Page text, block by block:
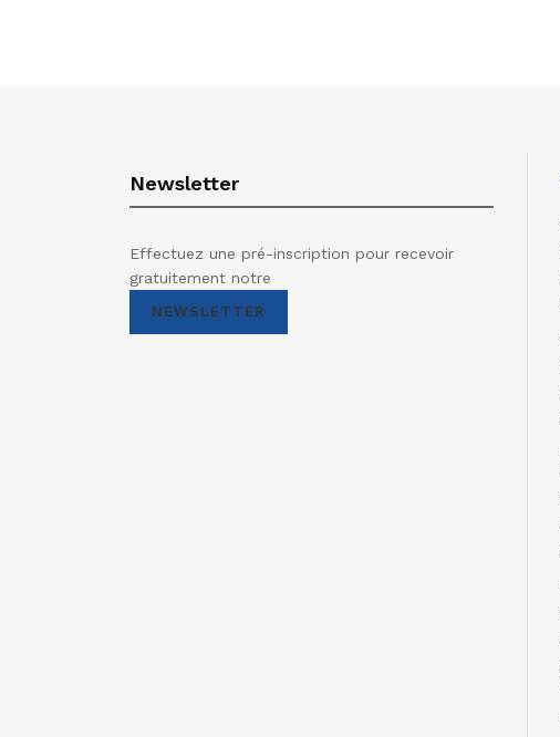
Newsletter
Effectuez une pré-inscription pour recevoir
gratuitement notre
NEWSLETTER